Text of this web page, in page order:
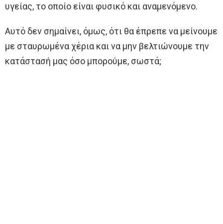
υγείας, το οποίο είναι φυσικό και αναμενόμενο.
Αυτό δεν σημαίνει, όμως, ότι θα έπρεπε να μείνουμε
με σταυρωμένα χέρια και να μην βελτιώνουμε την
κατάστασή μας όσο μπορούμε, σωστά;